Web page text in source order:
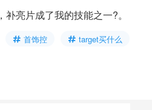
亮片成了我的技能之一?。
首饰控
target买什么